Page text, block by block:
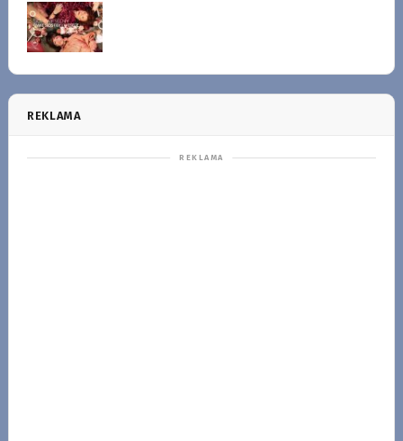
REKLAMA